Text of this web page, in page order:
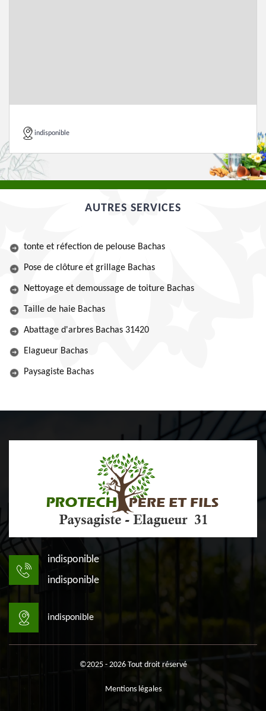
indisponible
AUTRES SERVICES
tonte et réfection de pelouse Bachas
Pose de clôture et grillage Bachas
Nettoyage et demoussage de toiture Bachas
Taille de haie Bachas
Abattage d'arbres Bachas 31420
Elagueur Bachas
Paysagiste Bachas
indisponible
indisponible
indisponible
©2025 - 2026 Tout droit réservé
Mentions légales